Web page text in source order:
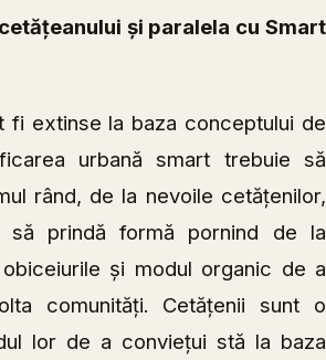
și paralela cu Smart
fi extinse la baza conceptului de
urbană smart trebuie să
rând, de la nevoile cetățenilor,
să prindă formă pornind de la
și modul organic de a
comunități. Cetățenii sunt o
lor de a conviețui stă la baza